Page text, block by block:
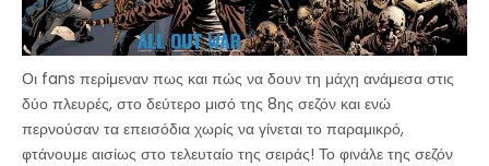
Οι fans περίμεναν πως και πώς να δουν τη μάχη ανάμεσα στις
δύο πλευρές, στο δεύτερο μισό της 8ης σεζόν και ενώ
περνούσαν τα επεισόδια χωρίς να γίνεται το παραμικρό,
φτάνουμε αισίως στο τελευταίο της σειράς! Το φινάλε της σεζόν